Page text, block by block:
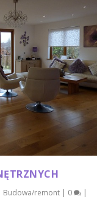
Budowa/remont| 0 |